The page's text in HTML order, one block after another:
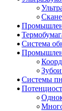
Система
Системы